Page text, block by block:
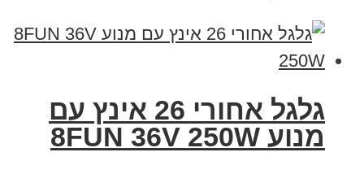
גלגל אחורי 26 אינץ עם
מנוע 8FUN 36V 250W